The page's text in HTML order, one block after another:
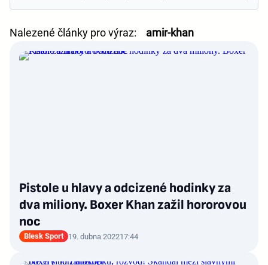
Nalezené články pro výraz: amir-khan
Pistole u hlavy a odcizené hodinky za
dva miliony. Boxer Khan zažil hororovou
noc
Blesk Sport 19. dubna 202217:44